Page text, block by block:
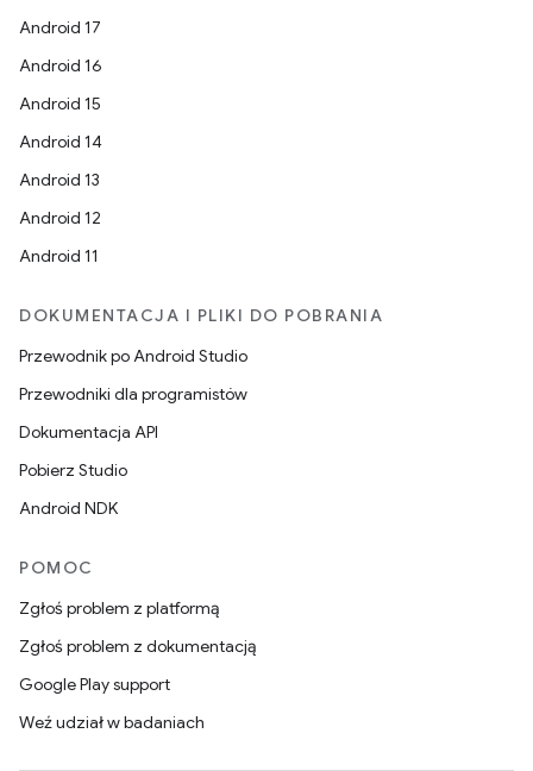
Android 17
Android 16
Android 15
Android 14
Android 13
Android 12
Android 11
DOKUMENTACJA I PLIKI DO POBRANIA
Przewodnik po Android Studio
Przewodniki dla programistów
Dokumentacja API
Pobierz Studio
Android NDK
POMOC
Zgłoś problem z platformą
Zgłoś problem z dokumentacją
Google Play support
Weź udział w badaniach